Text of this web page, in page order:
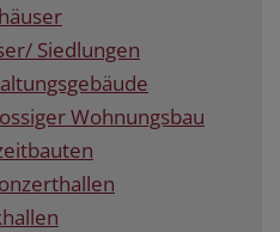
Siedlungen
Wohnungsbau